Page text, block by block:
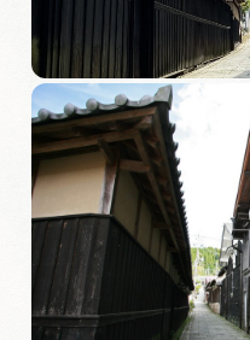
体験予約サイト
岐阜県アウトド
岐阜県まるごと
岐阜県観光デー
旅行会社・観